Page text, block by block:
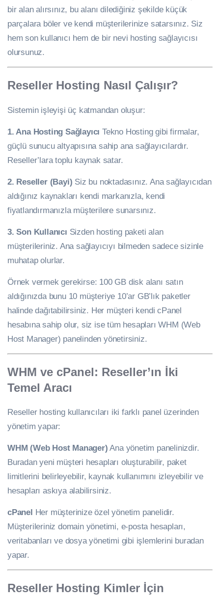
bir alan alırsınız, bu alanı dilediğiniz şekilde küçük
parçalara böler ve kendi müşterilerinize satarsınız. Siz
hem son kullanıcı hem de bir nevi hosting sağlayıcısı
olursunuz.
Reseller Hosting Nasıl Çalışır?
Sistemin işleyişi üç katmandan oluşur:
1. Ana Hosting Sağlayıcı Tekno Hosting gibi firmalar,
güçlü sunucu altyapısına sahip ana sağlayıcılardır.
Reseller’lara toplu kaynak satar.
2. Reseller (Bayi) Siz bu noktadasınız. Ana sağlayıcıdan
aldığınız kaynakları kendi markanızla, kendi
fiyatlandırmanızla müşterilere sunarsınız.
3. Son Kullanıcı Sizden hosting paketi alan
müşterileriniz. Ana sağlayıcıyı bilmeden sadece sizinle
muhatap olurlar.
Örnek vermek gerekirse: 100 GB disk alanı satın
aldığınızda bunu 10 müşteriye 10’ar GB’lık paketler
halinde dağıtabilirsiniz. Her müşteri kendi cPanel
hesabına sahip olur, siz ise tüm hesapları WHM (Web
Host Manager) panelinden yönetirsiniz.
WHM ve cPanel: Reseller’ın İki
Temel Aracı
Reseller hosting kullanıcıları iki farklı panel üzerinden
yönetim yapar:
WHM (Web Host Manager) Ana yönetim panelinizdir.
Buradan yeni müşteri hesapları oluşturabilir, paket
limitlerini belirleyebilir, kaynak kullanımını izleyebilir ve
hesapları askıya alabilirsiniz.
cPanel
Her müşterinize özel yönetim panelidir.
Müşterileriniz domain yönetimi, e-posta hesapları,
veritabanları ve dosya yönetimi gibi işlemlerini buradan
yapar.
Reseller Hosting Kimler İçin